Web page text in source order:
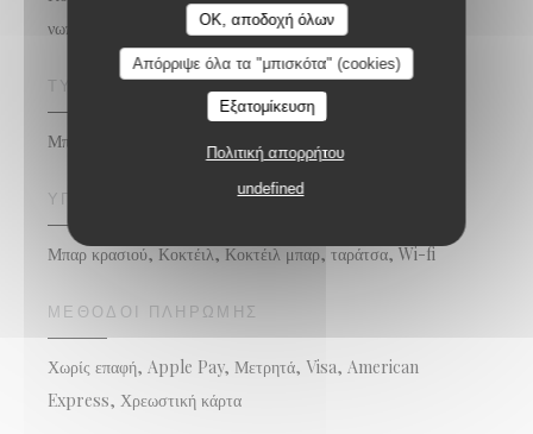
OK, αποδοχή όλων
Απόρριψε όλα τα "μπισκότα" (cookies)
Εξατομίκευση
Πολιτική απορρήτου
undefined
νωπού προϊόντος, Παραδοσιακή κουζίνα
ΤΎΠΟΣ ΕΠΙΧΕΊΡΗΣΗΣ
Μπιστρόνομικο εστιατόριο
ΥΠΗΡΕΣΊΕΣ
Μπαρ κρασιού, Κοκτέιλ, Κοκτέιλ μπαρ, ταράτσα, Wi-fi
ΜΈΘΟΔΟΙ ΠΛΗΡΩΜΉΣ
Χωρίς επαφή, Apple Pay, Μετρητά, Visa, American
Express, Χρεωστική κάρτα